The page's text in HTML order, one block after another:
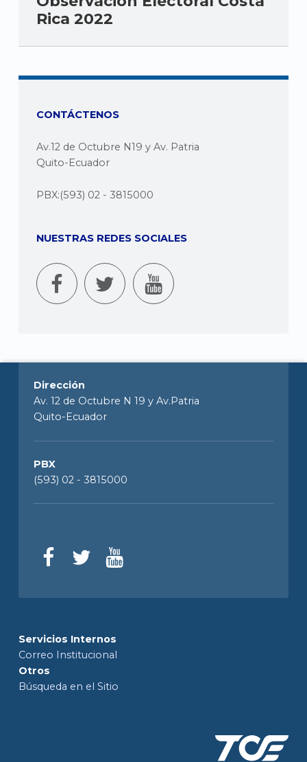
Rica 2022
CONTÁCTENOS
Av.12 de Octubre N19 y Av. Patria
Quito-Ecuador
PBX:(593) 02 - 3815000
NUESTRAS REDES SOCIALES
Dirección
Av. 12 de Octubre N 19 y Av.Patria
Quito-Ecuador
PBX
(593) 02 - 3815000
Servicios Internos
Correo Institucional
Otros
Búsqueda en el Sitio